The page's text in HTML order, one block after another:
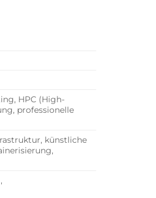
HPC (High-
professionelle
künstliche